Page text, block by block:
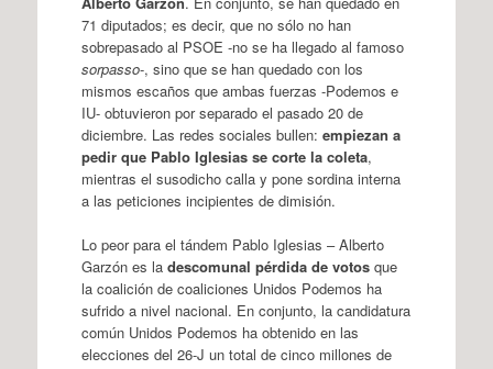
71 diputados; es decir, que no sólo no han
sobrepasado al PSOE -no se ha llegado al famoso
sorpasso-, sino que se han quedado con los
mismos escaños que ambas fuerzas -Podemos e
IU- obtuvieron por separado el pasado 20 de
diciembre. Las redes sociales bullen: empiezan a
pedir que Pablo Iglesias se corte la coleta,
mientras el susodicho calla y pone sordina interna
a las peticiones incipientes de dimisión.
Lo peor para el tándem Pablo Iglesias – Alberto
Garzón es la descomunal pérdida de votosque
la coalición de coaliciones Unidos Podemos ha
sufrido a nivel nacional. En conjunto, la candidatura
común Unidos Podemos ha obtenido en las
elecciones del 26-J un total de cinco millones de